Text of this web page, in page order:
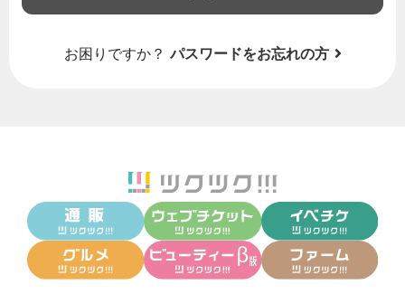
お困りですか？ パスワードをお忘れの方